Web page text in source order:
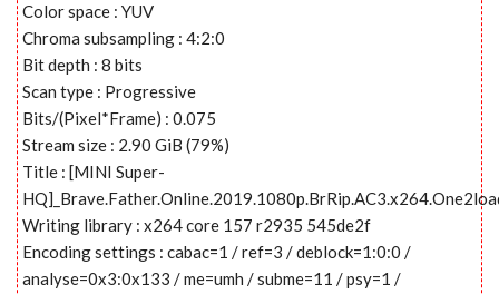
Color space : YUV
Chroma subsampling : 4:2:0
Bit depth : 8 bits
Scan type : Progressive
Bits/(Pixel*Frame) : 0.075
Stream size : 2.90 GiB (79%)
Title : [MINI Super-
Writing library : x264 core 157 r2935 545de2f
Encoding settings : cabac=1 / ref=3 / deblock=1:0:0 /
analyse=0x3:0x133 / me=umh / subme=11 / psy=1 /